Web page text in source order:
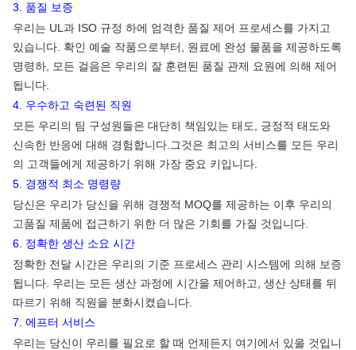
3. 품질 보증
우리는 UL과 ISO 규정 하에 엄격한 품질 제어 프로세스를 가지고
있습니다. 확인 예술 작품으로부터, 원료에 완성 물품을 제공하도록
명령하, 모든 걸음은 우리의 잘 훈련된 품질 관제 요원에 의해 제어
됩니다.
4. 우수하고 숙련된 직원
모든 우리의 팀 구성원들은 대단히 책임있는 태도, 긍정적 태도와
신속한 반응에 대해 경험합니다.그것은 최고의 서비스를 모든 우리
의 고객들에게 제공하기 위해 가장 중요 키입니다.
5. 경쟁적 최소 명령량
당신은 우리가 당신을 위해 경쟁적 MOQ를 제공하는 이후 우리의
고품질 제품에 접근하기 위한 더 많은 기회를 가질 것입니다.
6. 정확한 생산 소요 시간
정확한 전달 시간은 우리의 기준 프로세스 관리 시스템에 의해 보증
됩니다. 우리는 모든 생산 과정에 시간을 제어하고, 생산 상태를 뒤
따르기 위해 직원을 분화시켰습니다.
7. 에프터 서비스
우리는 당신이 우리를 필요로 할 때 언제든지 여기에서 있을 것입니